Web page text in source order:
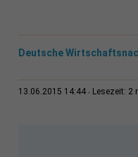
Deutsche
13.06.2015 14:44 Lesezeit: 2